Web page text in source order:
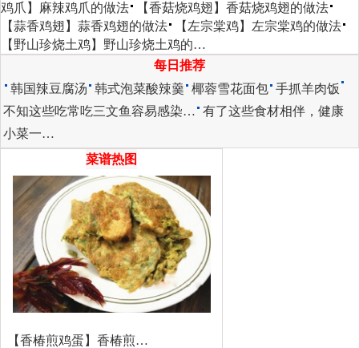
鸡爪】麻辣鸡爪的做法
【香菇烧鸡翅】香菇烧鸡翅的做法
【蒜香鸡翅】蒜香鸡翅的做法
【左宗棠鸡】左宗棠鸡的做法
【野山珍烧土鸡】野山珍烧土鸡的…
每日推荐
韩国辣豆腐汤 韩式泡菜酸辣羹 椰蓉雪花面包 手抓羊肉饭
不知这些吃常吃三文鱼容易感染… 有了这些食材相伴，健康
小菜一…
菜谱热图
【香椿煎鸡蛋】香椿煎…